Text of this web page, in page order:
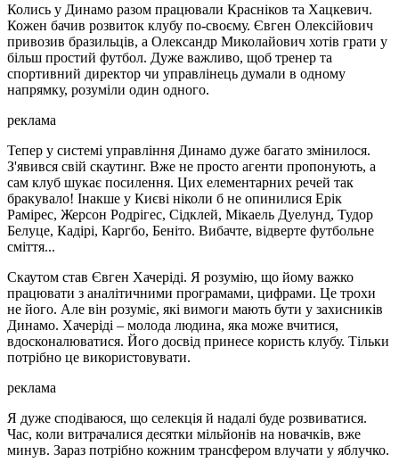
Колись у Динамо разом працювали Красніков та Хацкевич.
Кожен бачив розвиток клубу по-своєму. Євген Олексійович
привозив бразильців, а Олександр Миколайович хотів грати у
більш простий футбол. Дуже важливо, щоб тренер та
спортивний директор чи управлінець думали в одному
напрямку, розуміли один одного.
реклама
Тепер у системі управління Динамо дуже багато змінилося.
З'явився свій скаутинг. Вже не просто агенти пропонують, а
сам клуб шукає посилення. Цих елементарних речей так
бракувало! Інакше у Києві ніколи б не опинилися Ерік
Рамірес, Жерсон Родрігес, Сідклей, Мікаель Дуелунд, Тудор
Белуце, Кадірі, Каргбо, Беніто. Вибачте, відверте футбольне
сміття...
Скаутом став Євген Хачеріді. Я розумію, що йому важко
працювати з аналітичними програмами, цифрами. Це трохи
не його. Але він розуміє, які вимоги мають бути у захисників
Динамо. Хачеріді – молода людина, яка може вчитися,
вдосконалюватися. Його досвід принесе користь клубу. Тільки
потрібно це використовувати.
реклама
Я дуже сподіваюся, що селекція й надалі буде розвиватися.
Час, коли витрачалися десятки мільйонів на новачків, вже
минув. Зараз потрібно кожним трансфером влучати у яблучко.